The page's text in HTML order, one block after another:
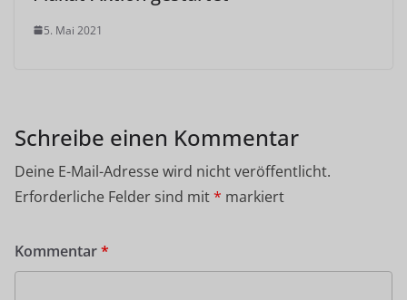
5. Mai 2021
Schreibe einen Kommentar
Deine E-Mail-Adresse wird nicht veröffentlicht.
Erforderliche Felder sind mit* markiert
Kommentar*